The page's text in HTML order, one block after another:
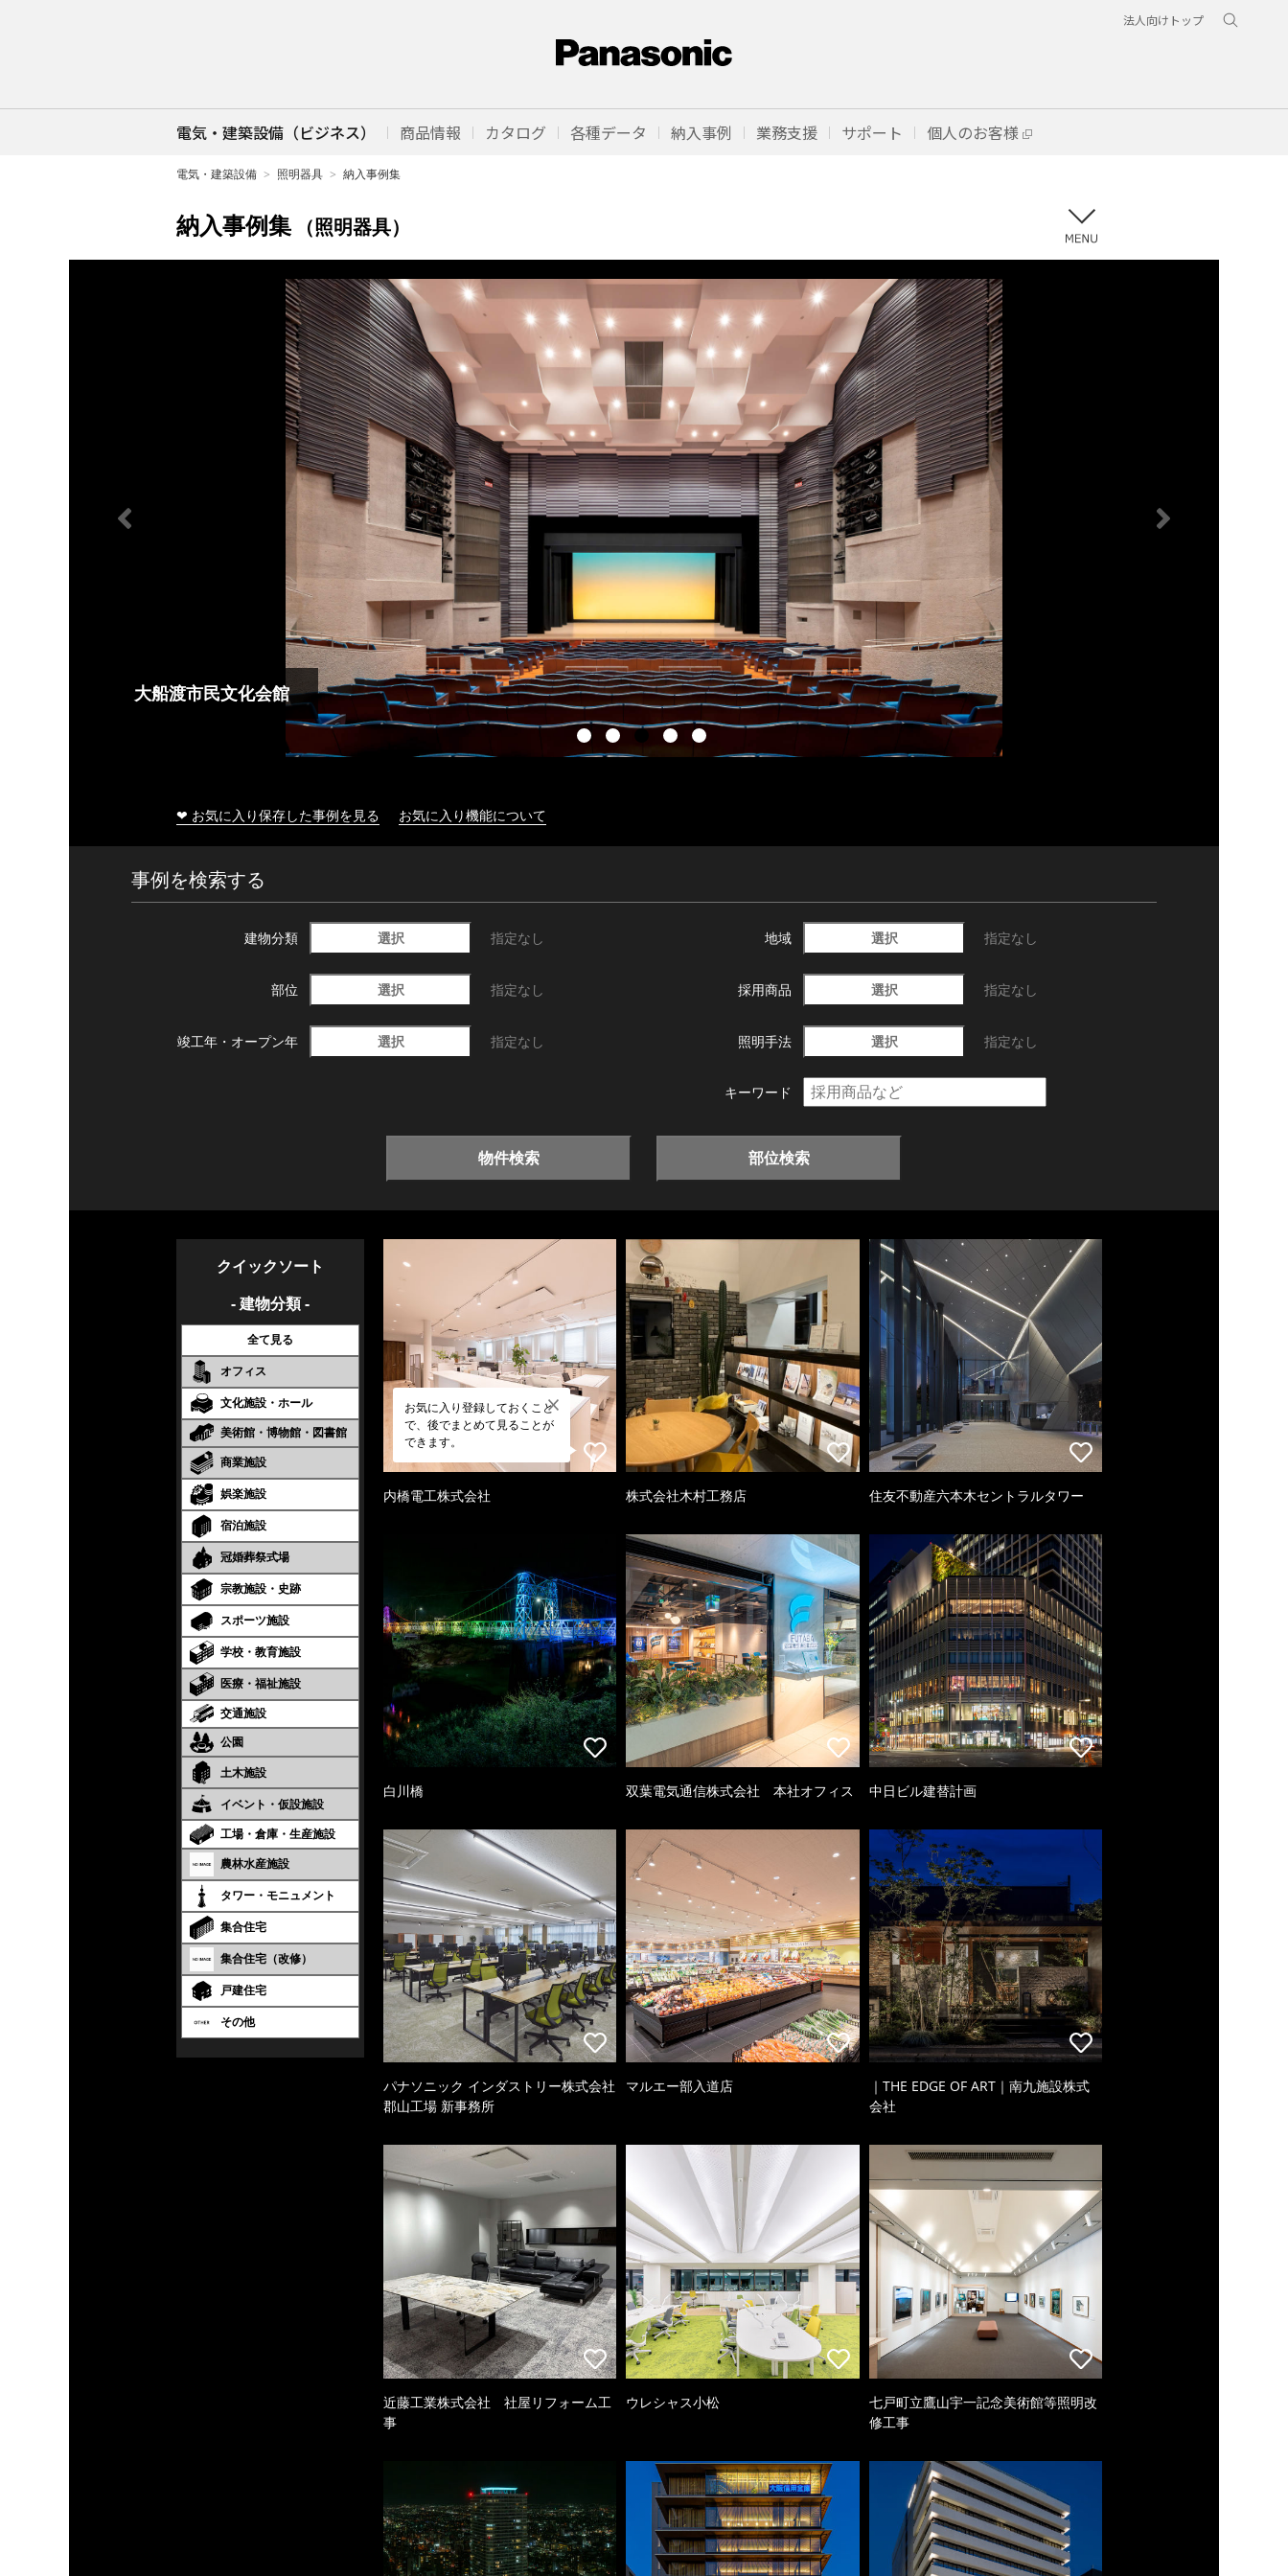
法人向けトップ
電気・建築設備（ビジネス） 商品情報 カタログ 各種データ 納入事例 業務支援 サポート 個人のお客様
電気・建築設備 照明器具 納入事例集
納入事例集 （照明器具）
大船渡市民文化会館
❤ お気に入り保存した事例を見る お気に入り機能について
事例を検索する
建物分類 選択 指定なし 地域 選択 指定なし
部位 選択 指定なし 採用商品 選択 指定なし
竣工年・ オープン年 選択 指定なし 照明手法 選択 指定なし
キーワード
物件検索 部位検索
クイックソート
- 建物分類 -
全て見る
オフィス
文化施設・ホール
美術館・博物館・図書館
商業施設
娯楽施設
宿泊施設
冠婚葬祭式場
宗教施設・史跡
スポーツ施設
学校・教育施設
医療・福祉施設
交通施設
公園
土木施設
イベント・仮設施設
工場・倉庫・生産施設
農林水産施設
タワー・モニュメント
集合住宅
集合住宅（改修）
戸建住宅
その他
お気に入り登録しておくこと
で、後でまとめて見ることが
できます。
内橋電工株式会社 株式会社木村工務店 住友不動産六本木セントラルタワー
白川橋 双葉電気通信株式会社 本社オフィス 中日ビル建替計画
パナソニック インダストリー株式会社
郡山工場 新事務所
マルエー部入道店
｜THE EDGE OF ART｜南九施設株式
会社
近藤工業株式会社 社屋リフォーム工
事
ウレシャス小松
七戸町立鷹山宇一記念美術館等照明改
修工事